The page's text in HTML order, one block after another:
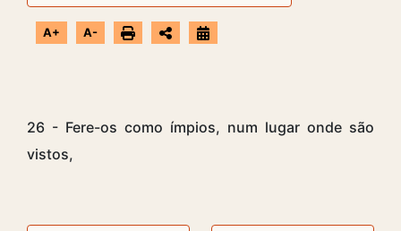
A+ A-
26 - Fere-os como ímpios, num lugar onde são
vistos,